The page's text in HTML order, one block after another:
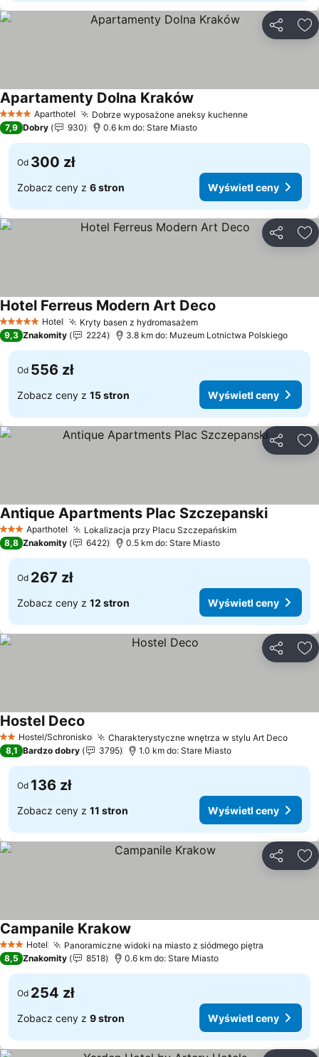
4 KategoriaAparthotel Dobrze wyposażone aneksy kuchenne
Apartamenty Dolna Kraków
7,9 Dobry 930 0.6 km do: Stare Miasto
Od 300 zł
Zobacz ceny z 6 stron Wyświetl ceny
5 KategoriaHotel Kryty basen z hydromasażem
Hotel Ferreus Modern Art Deco
9,3 Znakomity 2224 3.8 km do: Muzeum Lotnictwa Polskiego
Od 556 zł
Zobacz ceny z 15 stron Wyświetl ceny
3 KategoriaAparthotel Lokalizacja przy Placu Szczepańskim
Antique Apartments Plac Szczepanski
8,8 Znakomity 6422 0.5 km do: Stare Miasto
Od 267 zł
Zobacz ceny z 12 stron Wyświetl ceny
2 Kategoria
Hostel/Schronisko Charakterystyczne wnętrza w stylu Art Deco
Hostel Deco
8,1 Bardzo dobry 3795 1.0 km do: Stare Miasto
Od 136 zł
Zobacz ceny z 11 stron Wyświetl ceny
3 Kategoria
Hotel Panoramiczne widoki na miasto z siódmego piętra
Campanile Krakow
8,5 Znakomity 8518 0.6 km do: Stare Miasto
Od 254 zł
Zobacz ceny z 9 stron Wyświetl ceny